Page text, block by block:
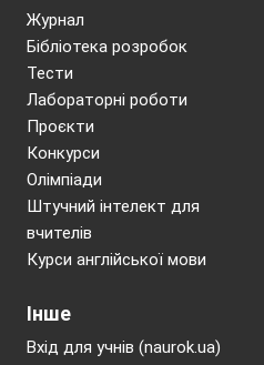
Журнал
Бібліотека розробок
Тести
Лабораторні роботи
Проєкти
Конкурси
Олімпіади
Штучний інтелект для
вчителів
Курси англійської мови
Інше
Вхід для учнів (naurok.ua)